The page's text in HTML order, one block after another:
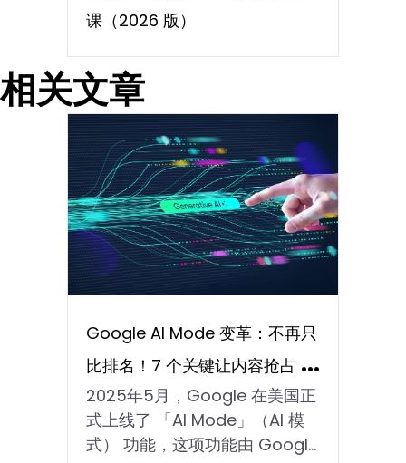
课（2026 版）
相关文章
Google AI Mode 变革：不再只
比排名！7 个关键让内容抢占 AI
搜寻焦点
2025年5月，Google 在美国正
式上线了 「AI Mode」（AI 模
式） 功能，这项功能由 Googl…